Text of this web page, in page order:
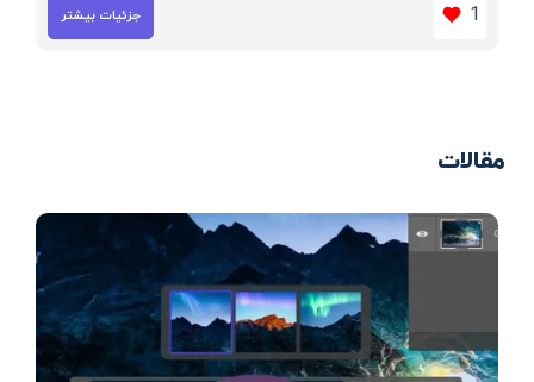
1 جزئیات بیشتر
مقالات